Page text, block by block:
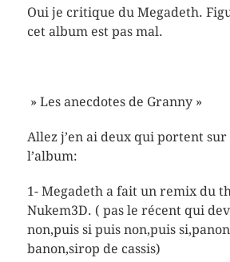
Oui je critique du Megadeth.
cet album est pas mal.
» Les anecdotes de Granny »
Allez j’en ai deux qui portent
l’album:
1- Megadeth a fait un remix du
Nukem3D. ( pas le récent qui
non,puis si puis non,puis
banon,sirop de cassis)